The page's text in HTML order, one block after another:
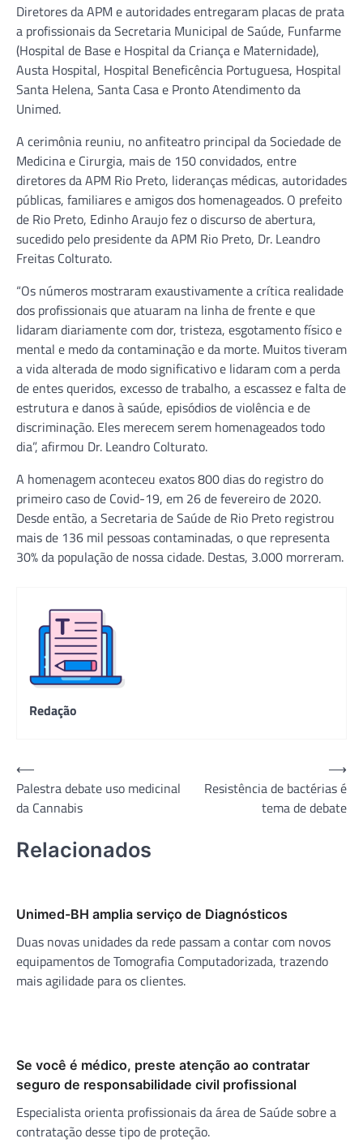
Diretores da APM e autoridades entregaram placas de prata
a profissionais da Secretaria Municipal de Saúde, Funfarme
(Hospital de Base e Hospital da Criança e Maternidade),
Austa Hospital, Hospital Beneficência Portuguesa, Hospital
Santa Helena, Santa Casa e Pronto Atendimento da
Unimed.
A cerimônia reuniu, no anfiteatro principal da Sociedade de
Medicina e Cirurgia, mais de 150 convidados, entre
diretores da APM Rio Preto, lideranças médicas, autoridades
públicas, familiares e amigos dos homenageados. O prefeito
de Rio Preto, Edinho Araujo fez o discurso de abertura,
sucedido pelo presidente da APM Rio Preto, Dr. Leandro
Freitas Colturato.
“Os números mostraram exaustivamente a crítica realidade
dos profissionais que atuaram na linha de frente e que
lidaram diariamente com dor, tristeza, esgotamento físico e
mental e medo da contaminação e da morte. Muitos tiveram
a vida alterada de modo significativo e lidaram com a perda
de entes queridos, excesso de trabalho, a escassez e falta de
estrutura e danos à saúde, episódios de violência e de
discriminação. Eles merecem serem homenageados todo
dia”, afirmou Dr. Leandro Colturato.
A homenagem aconteceu exatos 800 dias do registro do
primeiro caso de Covid-19, em 26 de fevereiro de 2020.
Desde então, a Secretaria de Saúde de Rio Preto registrou
mais de 136 mil pessoas contaminadas, o que representa
30% da população de nossa cidade. Destas, 3.000 morreram.
Redação
Navegação
de
Post
⟵
Palestra debate uso medicinal
da Cannabis
Resistência de bactérias é
tema de debate
⟶
Relacionados
Unimed-BH amplia serviço de Diagnósticos
Duas novas unidades da rede passam a contar com novos
equipamentos de Tomografia Computadorizada, trazendo
mais agilidade para os clientes.
Se você é médico, preste atenção ao contratar
seguro de responsabilidade civil profissional
Especialista orienta profissionais da área de Saúde sobre a
contratação desse tipo de proteção.